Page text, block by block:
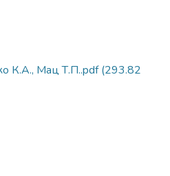
К.А., Мац Т.П..pdf(293.82